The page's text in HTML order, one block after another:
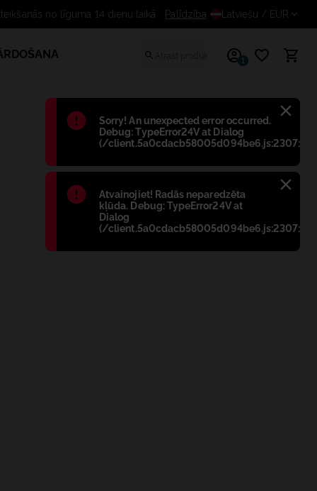
Błąd:
Sorry! An unexpected error occurred.
Debug: TypeError24V at Dialog
(/
Błąd:
Atvainojiet! Radās neparedzēta
kļūda. Debug: TypeError24V at
Dialog
(/
Bezmaksas atteikšanās no līguma
Palīdzība Latviešu / EUR
1